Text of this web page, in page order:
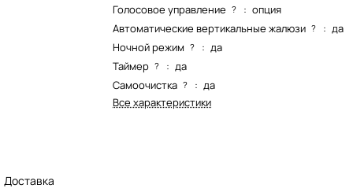
Голосовое управление ? : опция
Автоматические вертикальные жалюзи ? : да
Ночной режим ? : да
Таймер ? : да
Самоочистка ? : да
Все характеристики
Доставка